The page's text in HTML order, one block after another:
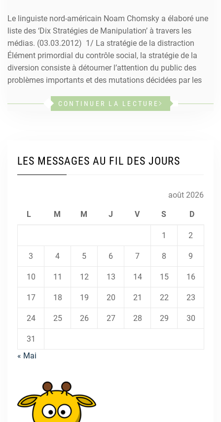
Le linguiste nord-américain Noam Chomsky a élaboré une
liste des ‘Dix Stratégies de Manipulation’ à travers les
médias. (03.03.2012) 1/ La stratégie de la distraction
Élément primordial du contrôle social, la stratégie de la
diversion consiste à détourner l’attention du public des
problèmes importants et des mutations décidées par les
CONTINUER LA LECTURE
LES MESSAGES AU FIL DES JOURS
août 2026
L M M J V S D
1 2
3 4 5 6 7 8 9
10 11 12 13 14 15 16
17 18 19 20 21 22 23
24 25 26 27 28 29 30
31
« Mai